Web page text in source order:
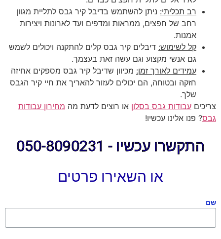
רב תכליתי: ניתן להשתמש בדיבל קיר גבס לתליית מגוון
רחב של חפצים, ממראות ומדפים ועד לארונות ויצירות
אמנות.
קל לשימוש: דיבלים קיר גבס קלים להתקנה ויכולים לשמש
גם אנשי מקצוע וגם עשה זאת בעצמך.
עמידים לאורך זמן: מכיוון שדיבל קיר גבס מספקים אחיזה
חזקה ובטוחה, הם יכולים לעזור להאריך את חיי קיר הגבס
שלך.
צריכים עבודות גבס בסלון או רוצים לדעת מה מחירון עבודות
גבס? פנו אלינו עכשיו!
התקשרו עכשיו - 050-8090231
או השאירו פרטים
שם